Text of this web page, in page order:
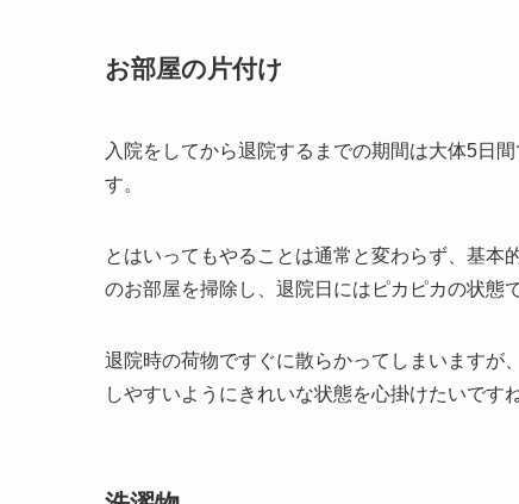
お部屋の片付け
入院をしてから退院するまでの期間は大体5日
す。
とはいってもやることは通常と変わらず、基本
のお部屋を掃除し、退院日にはピカピカの状態
退院時の荷物ですぐに散らかってしまいますが
しやすいようにきれいな状態を心掛けたいですね